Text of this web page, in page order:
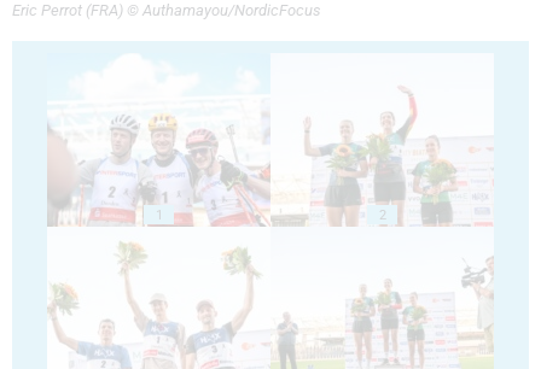
Eric Perrot (FRA) © Authamayou/NordicFocus
1 2